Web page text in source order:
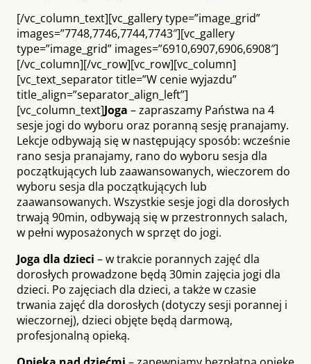
[/vc_column_text][vc_gallery type=”image_grid”
images=”7748,7746,7744,7743″][vc_gallery
type=”image_grid” images=”6910,6907,6906,6908″]
[/vc_column][/vc_row][vc_row][vc_column]
[vc_text_separator title=”W cenie wyjazdu”
title_align=”separator_align_left”]
[vc_column_text]Joga –zapraszamy Państwa na 4
sesje jogi do wyboru oraz poranną sesję pranajamy.
Lekcje odbywają się w następujący sposób: wcześnie
rano sesja pranajamy, rano do wyboru sesja dla
początkujących lub zaawansowanych, wieczorem do
wyboru sesja dla początkujących lub
zaawansowanych. Wszystkie sesje jogi dla dorosłych
trwają 90min, odbywają się w przestronnych salach,
w pełni wyposażonych w sprzęt do jogi.
Joga dla dzieci –w trakcie porannych zajęć dla
dorosłych prowadzone będą 30min zajęcia jogi dla
dzieci. Po zajęciach dla dzieci, a także w czasie
trwania zajęć dla dorosłych (dotyczy sesji porannej i
wieczornej), dzieci objęte będą darmową,
profesjonalną opieką.